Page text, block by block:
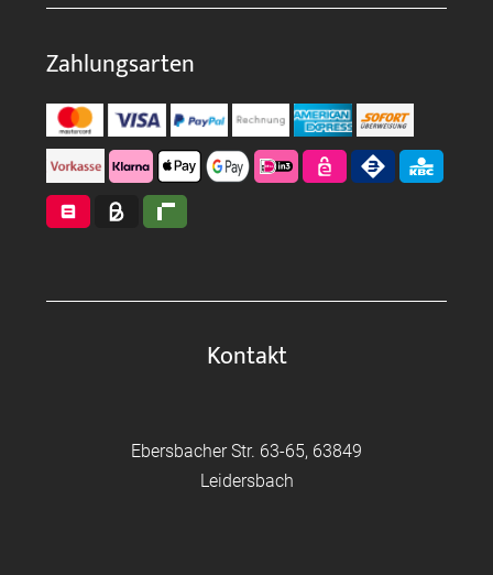
Zahlungsarten
Kontakt
Ebersbacher Str. 63-65, 63849
Leidersbach